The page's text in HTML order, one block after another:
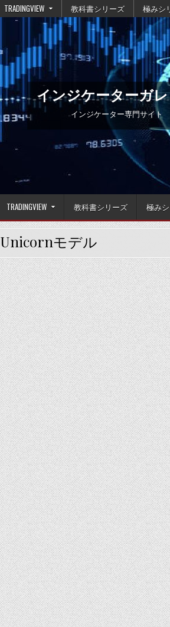
TRADINGVIEW 教科書シリーズ 極みシ
インジケーターガ
インジケーター専門サイト
TRADINGVIEW 教科書シリーズ 極み
Unicornモデル